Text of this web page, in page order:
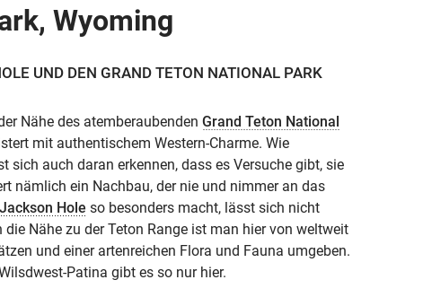
Wyoming
UND DEN GRAND TETON NATIONAL PARK
Nähe des atemberaubenden Grand Teton National
mit authentischem Western-Charme. Wie
sich auch daran erkennen, dass es Versuche gibt, sie
nämlich ein Nachbau, der nie und nimmer an das
Jackson Hole so besonders macht, lässt sich nicht
Nähe zu der Teton Range ist man hier von weltweit
und einer artenreichen Flora und Fauna umgeben.
Patina gibt es so nur hier.